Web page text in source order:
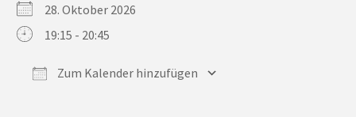
28. Oktober 2026
19:15 - 20:45
Zum Kalender hinzufügen